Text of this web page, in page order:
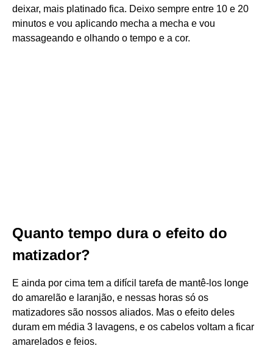
deixar, mais platinado fica. Deixo sempre entre 10 e 20
minutos e vou aplicando mecha a mecha e vou
massageando e olhando o tempo e a cor.
Quanto tempo dura o efeito do
matizador?
E ainda por cima tem a difícil tarefa de mantê-los longe
do amarelão e laranjão, e nessas horas só os
matizadores são nossos aliados. Mas o efeito deles
duram em média 3 lavagens, e os cabelos voltam a ficar
amarelados e feios.